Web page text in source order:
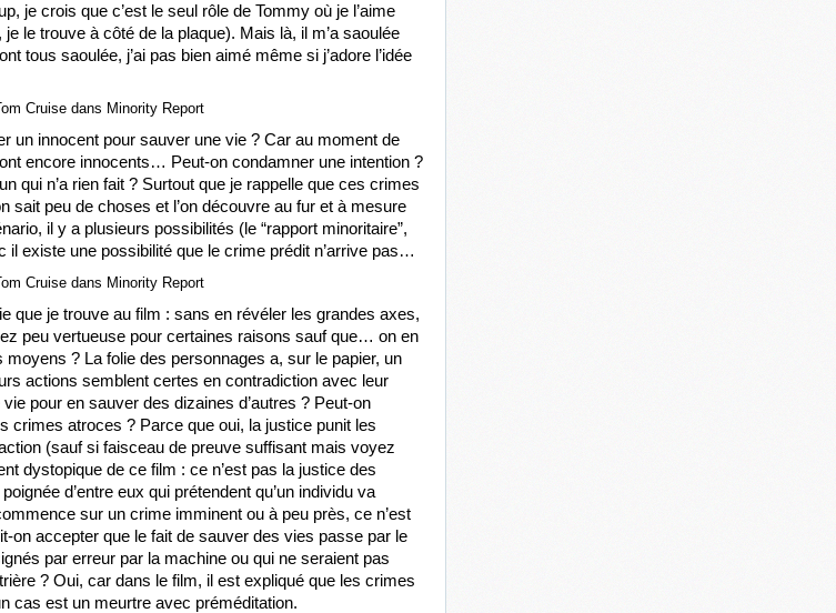
je crois que c’est le seul rôle de Tommy où je l’aime
le trouve à côté de la plaque). Mais là, il m’a saoulée
tous saoulée, j’ai pas bien aimé même si j’adore l’idée
un innocent pour sauver une vie ? Car au moment de
encore innocents… Peut-on condamner une intention ?
qui n’a rien fait ? Surtout que je rappelle que ces crimes
sait peu de choses et l’on découvre au fur et à mesure
il y a plusieurs possibilités (le “rapport minoritaire”,
il existe une possibilité que le crime prédit n’arrive pas…
que je trouve au film : sans en révéler les grandes axes,
peu vertueuse pour certaines raisons sauf que… on en
moyens ? La folie des personnages a, sur le papier, un
actions semblent certes en contradiction avec leur
pour en sauver des dizaines d’autres ? Peut-on
crimes atroces ? Parce que oui, la justice punit les
(sauf si faisceau de preuve suffisant mais voyez
dystopique de ce film : ce n’est pas la justice des
d’entre eux qui prétendent qu’un individu va
sur un crime imminent ou à peu près, ce n’est
on accepter que le fait de sauver des vies passe par le
par erreur par la machine ou qui ne seraient pas
? Oui, car dans le film, il est expliqué que les crimes
cas est un meurtre avec préméditation.